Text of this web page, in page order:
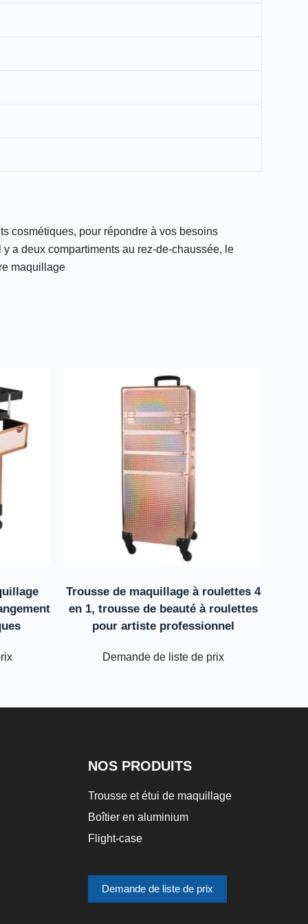
cosmétiques, pour répondre à vos besoins
a deux compartiments au rez-de-chaussée, le
maquillage
Trousse de maquillage à roulettes 4
en 1, trousse de beauté à roulettes
pour artiste professionnel
Demande de liste de prix
NOS PRODUITS
Trousse et étui de maquillage
Boîtier en aluminium
Flight-case
Demande de liste de prix